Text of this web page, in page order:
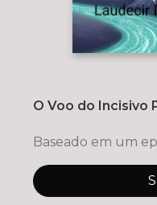
O Voo do Incisivo
Baseado em um